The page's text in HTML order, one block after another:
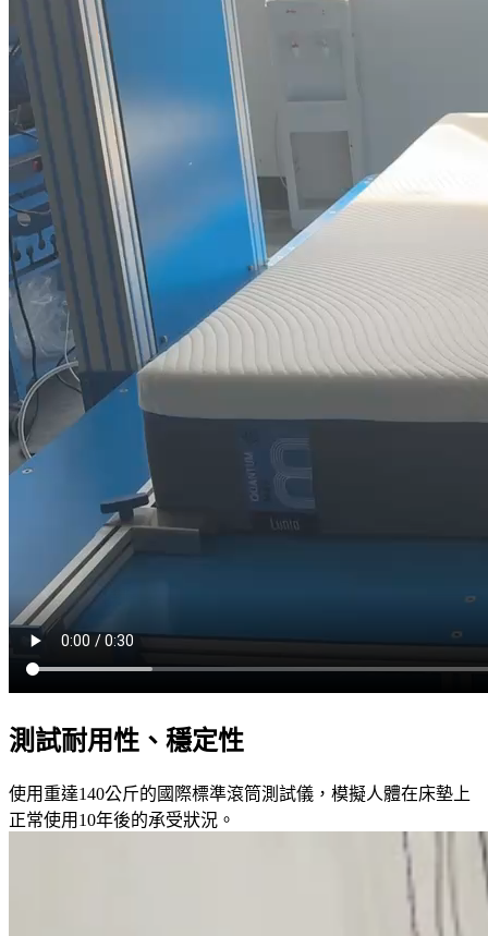
測試耐用性、穩定性
使用重達140公斤的國際標準滾筒測試儀，模擬人體在床墊上
正常使用10年後的承受狀況。